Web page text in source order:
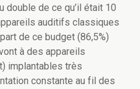
double de ce qu’il était 10
auditifs classiques
de ce budget (86,5%)
à des appareils
implantables très
constante au fil des